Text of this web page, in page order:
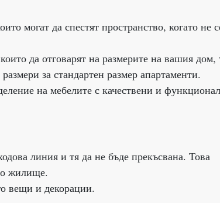
могат да спестят пространство, когато не
да отговарят на размерите на вашия дом,
за стандартен размер апартаменти.
на мебелите с качествени и
линия и тя да не бъде прекъсвана. Това
жилище.
вещи и декорации.